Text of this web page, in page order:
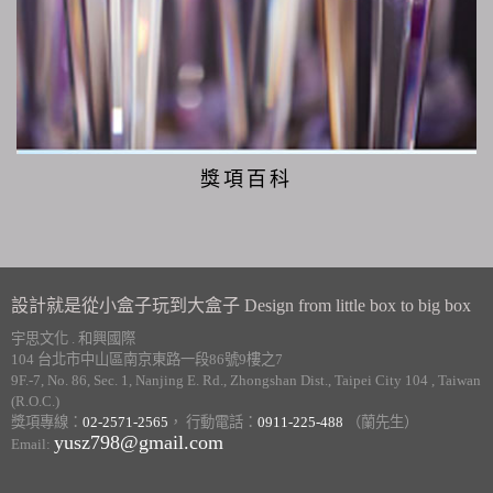
獎項百科
設計就是從小盒子玩到大盒子 Design from little box to big box
宇思文化 . 和興國際
104 台北市中山區南京東路一段86號9樓之7
9F.-7, No. 86, Sec. 1, Nanjing E. Rd., Zhongshan Dist., Taipei City 104 , Taiwan
(R.O.C.)
獎項專線： 02-2571-2565 ， 行動電話： 0911-225-488 （蘭先生）
Email: yusz798@gmail.com